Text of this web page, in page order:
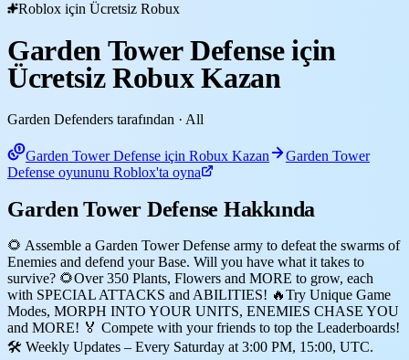
Roblox için Ücretsiz Robux
Garden Tower Defense için
Ücretsiz Robux Kazan
Garden Defenders tarafından · All
Garden Tower Defense için Robux Kazan
Garden Tower
Defense oyununu Roblox'ta oyna
Garden Tower Defense Hakkında
🌻 Assemble a Garden Tower Defense army to defeat the swarms of
Enemies and defend your Base. Will you have what it takes to
survive? 🌻Over 350 Plants, Flowers and MORE to grow, each
with SPECIAL ATTACKS and ABILITIES! 🔥Try Unique Game
Modes, MORPH INTO YOUR UNITS, ENEMIES CHASE YOU
and MORE! 🏅 Compete with your friends to top the Leaderboards!
🛠️ Weekly Updates – Every Saturday at 3:00 PM, 15:00, UTC.